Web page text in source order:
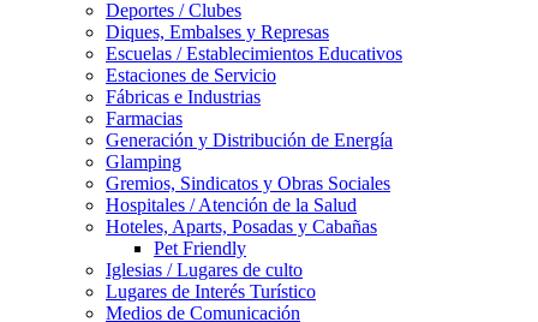
Deportes / Clubes
Diques, Embalses y Represas
Escuelas / Establecimientos Educativos
Estaciones de Servicio
Fábricas e Industrias
Farmacias
Generación y Distribución de Energía
Glamping
Gremios, Sindicatos y Obras Sociales
Hospitales / Atención de la Salud
Hoteles, Aparts, Posadas y Cabañas
Pet Friendly
Iglesias / Lugares de culto
Lugares de Interés Turístico
Medios de Comunicación